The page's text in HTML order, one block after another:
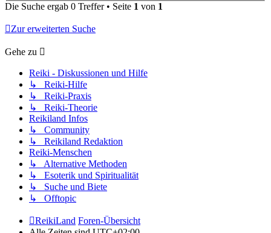
Die Suche ergab 0 Treffer • Seite 1 von 1
Zur erweiterten Suche
Gehe zu
Reiki - Diskussionen und Hilfe
↳ Reiki-Hilfe
↳ Reiki-Praxis
↳ Reiki-Theorie
Reikiland Infos
↳ Community
↳ Reikiland Redaktion
Reiki-Menschen
↳ Alternative Methoden
↳ Esoterik und Spiritualität
↳ Suche und Biete
↳ Offtopic
ReikiLand Foren-Übersicht